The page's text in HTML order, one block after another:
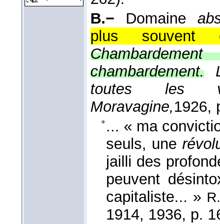
B.− Domaine
plus souvent
chambardement.
toutes les
Moravagine,1926,
... « ma
seuls, une
jailli des
peuvent
capitaliste... »
1914, 1936, p.